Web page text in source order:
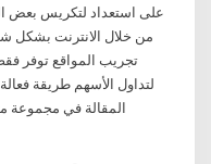
على استعداد لتكريس بعض
من خلال الانترنت بشكل
تجريب المواقع توفر
لتداول الأسهم طريقة
المقالة في مجموعة